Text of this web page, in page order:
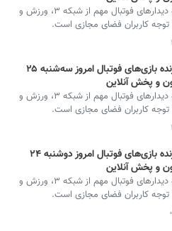
ساعت پخش زنده دیدارهای فوتبال مهم از شبکه ۳، ورزش و
کاربران فضای مجازی است.
پخش زنده بازی‌های فوتبال امروز سه‌شنبه ۲۵
و پخش آنلاین
ساعت پخش زنده دیدارهای فوتبال مهم از شبکه ۳، ورزش و
کاربران فضای مجازی است.
پخش زنده بازی‌های فوتبال امروز دوشنبه ۲۴
و پخش آنلاین
ساعت پخش زنده دیدارهای فوتبال مهم از شبکه ۳، ورزش و
کاربران فضای مجازی است.